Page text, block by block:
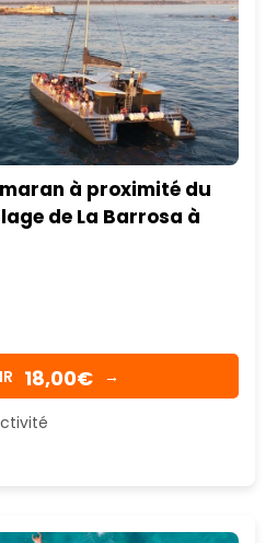
à proximité du
de La Barrosa à
18,00€ →